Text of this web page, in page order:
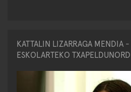
KATTALIN LIZARRAGA MENDIA -
ESKOLARTEKO